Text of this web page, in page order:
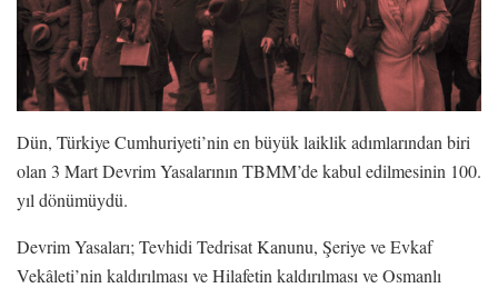
Dün, Türkiye Cumhuriyeti’nin en büyük laiklik adımlarından biri
olan 3 Mart Devrim Yasalarının TBMM’de kabul edilmesinin 100.
yıl dönümüydü.
Devrim Yasaları; Tevhidi Tedrisat Kanunu, Şeriye ve Evkaf
Vekâleti’nin kaldırılması ve Hilafetin kaldırılması ve Osmanlı